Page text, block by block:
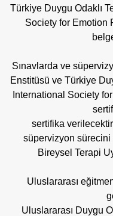
Türkiye Duygu Odaklı
Society for Emotion
Sınavlarda ve
Enstitüsü ve Türkiye
International Society
sertifika
süpervizyon sürecini
Bireysel Terapi
Uluslararası
Uluslararası Duygu